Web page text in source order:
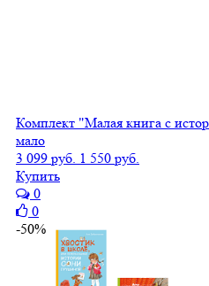
Комплект "Малая книга с
мало
3 099 руб. 1 550 руб.
Купить
0
0
-50%